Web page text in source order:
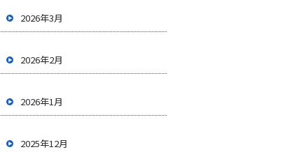
2026年3月
2026年2月
2026年1月
2025年12月